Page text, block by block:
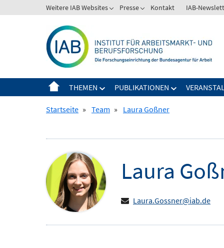
zum
Weitere IAB Websites
Zeige
Weitere
IAB
Websites
Presse
Zeige
Presse
Kontakt IAB-
THEMEN
Zeige
für
PUBLIKATIONEN
Zeige
Startseite » Team » Laura Goßner
Laura
Laura.Gossner@iab.de